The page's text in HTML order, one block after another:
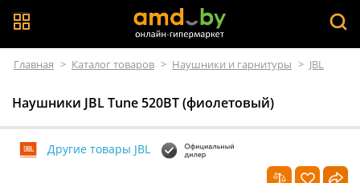
Главная > Каталог товаров > Наушники и гарнитуры > JBL
Наушники JBL Tune 520BT (фиолетовый)
Другие товары JBL